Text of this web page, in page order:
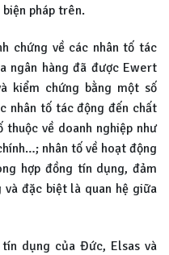
biện pháp trên.
chứng về các nhân tố tác
ngân hàng đã được Ewert
kiểm chứng bằng một số
nhân tố tác động đến chất
về doanh nghiệp như
nhân tố về hoạt động
hợp đồng tín dụng, đảm
đặc biệt là quan hệ giữa
dụng của Đức, Elsas và